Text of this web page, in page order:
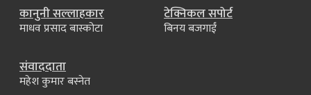
कानुनी सल्लाहकार
माधव प्रसाद बास्कोटा
टेक्निकल सपोर्ट
बिनय बजगाईं
संवाददाता
महेश कुमार बस्नेत